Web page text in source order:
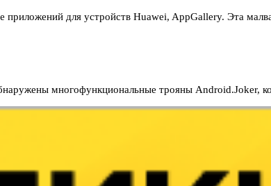
приложений для устройств Huawei, AppGallery. Эта
многофункциональные трояны Android.Joker,